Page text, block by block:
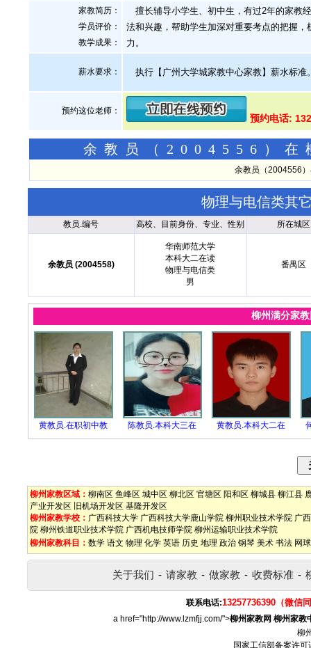
家教简历：
学员评价：
教学成果：
擅长辅导小学生、初中生，有过2年的家教
法和兴趣，帮助学生加深对重要考点的把握
力。
薪水要求： 执行【广州大学城家教中心家教】薪水标
预约这位老师：
预约电话:
余教员（2004556）在
余教员（2004556
物理与电信类其
教员.编号 高校、目前身份、专业、性别 所在城区
余教员 (2004558)
华南师范大学
本科大二在读
物理与电信类
男
番禺区
柳州满分家
黄教员.在职初中教 陈教员.本科大三在 黄教员.本科大二在
柳州家教区域： 柳南区 鱼峰区 城中区 柳北区 官塘区 阳和区 柳城县 柳江县
产业开发区
旧机场开发区 基隆开发区
柳州家教学校： 广西科技大学 广西科技大学鹿山学院 柳州职业技术学院 广
院 柳州铁道职业技术学院 广西机电技师学院 柳州运输职业技术学院
柳州家教科目： 数学 语文 物理 化学 英语 历史 地理 政治 钢琴 美术 书法 网球
关于我们 - 请家教 - 做家教 - 收费标准 -
联系电话:13257736390（微信
a href="http://www.lzmfjj.com/">柳州家教网 柳州家教
柳
国家工信部备案许可